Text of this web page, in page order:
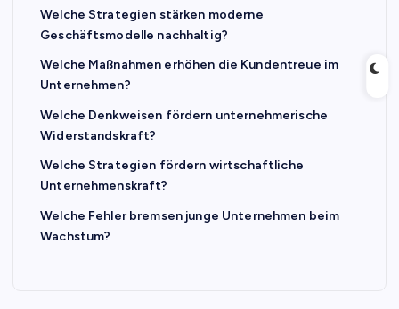
Welche Strategien stärken moderne
Geschäftsmodelle nachhaltig?
Welche Maßnahmen erhöhen die Kundentreue im
Unternehmen?
Welche Denkweisen fördern unternehmerische
Widerstandskraft?
Welche Strategien fördern wirtschaftliche
Unternehmenskraft?
Welche Fehler bremsen junge Unternehmen beim
Wachstum?